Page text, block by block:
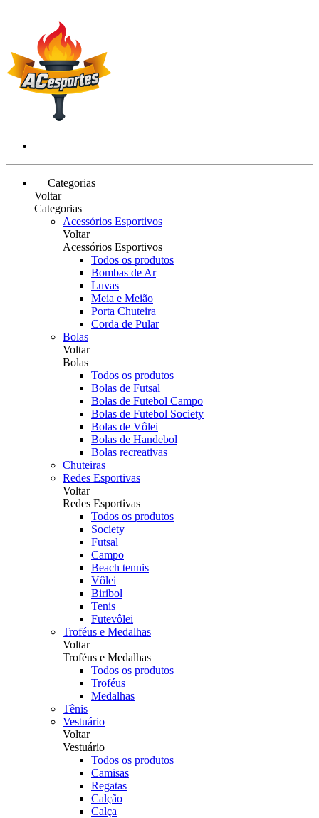
Categorias
Voltar
Categorias
Acessórios Esportivos
Voltar
Acessórios Esportivos
Todos os produtos
Bombas de Ar
Luvas
Meia e Meião
Porta Chuteira
Corda de Pular
Bolas
Voltar
Bolas
Todos os produtos
Bolas de Futsal
Bolas de Futebol Campo
Bolas de Futebol Society
Bolas de Vôlei
Bolas de Handebol
Bolas recreativas
Chuteiras
Redes Esportivas
Voltar
Redes Esportivas
Todos os produtos
Society
Futsal
Campo
Beach tennis
Vôlei
Biribol
Tenis
Futevôlei
Troféus e Medalhas
Voltar
Troféus e Medalhas
Todos os produtos
Troféus
Medalhas
Tênis
Vestuário
Voltar
Vestuário
Todos os produtos
Camisas
Regatas
Calção
Calça